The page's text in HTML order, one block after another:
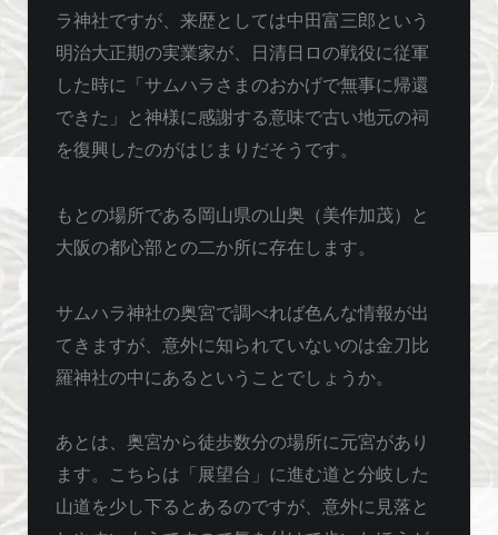
ラ神社ですが、来歴としては中田富三郎という
明治大正期の実業家が、日清日ロの戦役に従軍
した時に「サムハラさまのおかげで無事に帰還
できた」と神様に感謝する意味で古い地元の祠
を復興したのがはじまりだそうです。
もとの場所である岡山県の山奥（美作加茂）と
大阪の都心部との二か所に存在します。
サムハラ神社の奥宮で調べれば色んな情報が出
てきますが、意外に知られていないのは金刀比
羅神社の中にあるということでしょうか。
あとは、奥宮から徒歩数分の場所に元宮があり
ます。こちらは「展望台」に進む道と分岐した
山道を少し下るとあるのですが、意外に見落と